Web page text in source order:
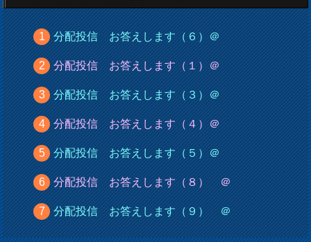
分配投信 お答えします（６）＠
分配投信 お答えします（１）＠
分配投信 お答えします（３）＠
分配投信 お答えします（４）＠
分配投信 お答えします（５）＠
分配投信 お答えします（８） ＠
分配投信 お答えします（９） ＠